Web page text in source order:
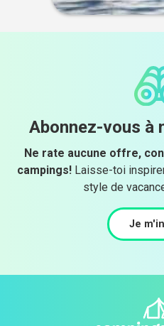
Abonnez-vous à
Ne rate aucune offre,
campings! Laisse-toi
style de
Je